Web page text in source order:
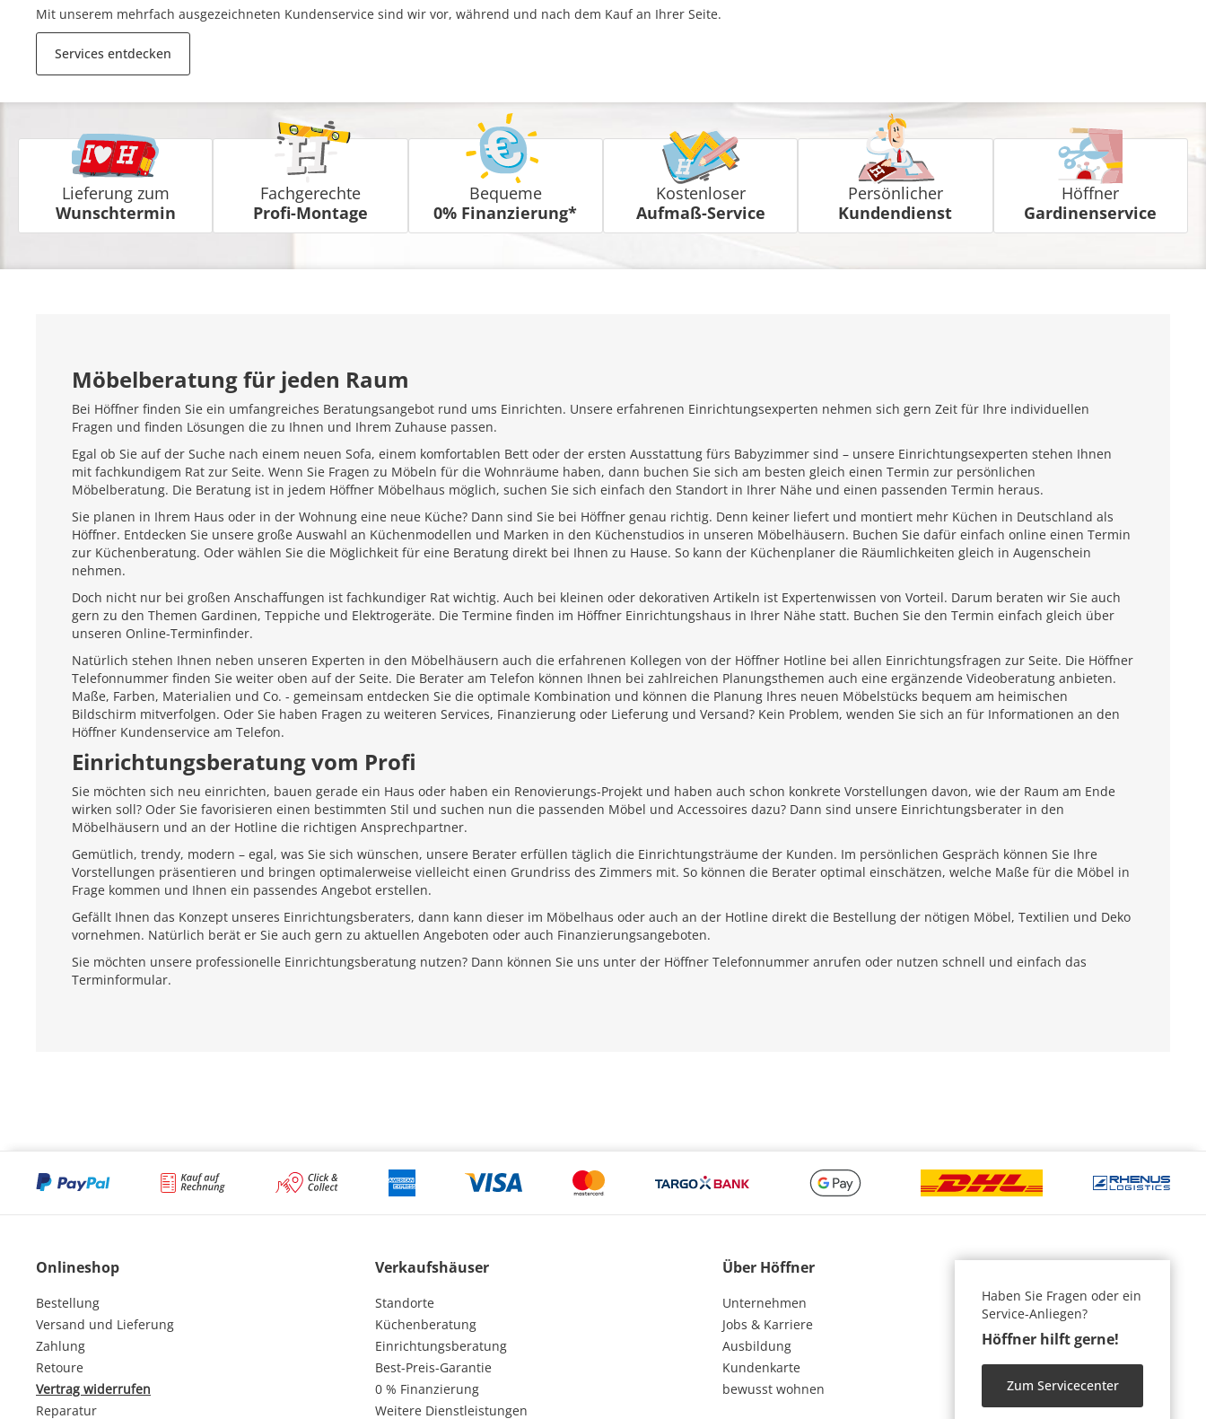
Mit unserem mehrfach ausgezeichneten Kundenservice sind wir vor, während und nach dem Kauf an Ihrer Seite.
Services entdecken
Lieferung zum
Wunschtermin
Fachgerechte
Profi-Montage
Bequeme
0% Finanzierung*
Kostenloser
Aufmaß-Service
Persönlicher
Kundendienst
Höffner
Gardinenservice
Möbelberatung für jeden Raum
Bei Höffner finden Sie ein umfangreiches Beratungsangebot rund ums Einrichten. Unsere erfahrenen Einrichtungsexperten nehmen sich gern Zeit für Ihre individuellen
Fragen und finden Lösungen die zu Ihnen und Ihrem Zuhause passen.
Egal ob Sie auf der Suche nach einem neuen Sofa, einem komfortablen Bett oder der ersten Ausstattung fürs Babyzimmer sind – unsere Einrichtungsexperten stehen Ihnen
mit fachkundigem Rat zur Seite. Wenn Sie Fragen zu Möbeln für die Wohnräume haben, dann buchen Sie sich am besten gleich einen Termin zur persönlichen
Möbelberatung. Die Beratung ist in jedem Höffner Möbelhaus möglich, suchen Sie sich einfach den Standort in Ihrer Nähe und einen passenden Termin heraus.
Sie planen in Ihrem Haus oder in der Wohnung eine neue Küche? Dann sind Sie bei Höffner genau richtig. Denn keiner liefert und montiert mehr Küchen in Deutschland als
Höffner. Entdecken Sie unsere große Auswahl an Küchenmodellen und Marken in den Küchenstudios in unseren Möbelhäusern. Buchen Sie dafür einfach online einen Termin
zur Küchenberatung. Oder wählen Sie die Möglichkeit für eine Beratung direkt bei Ihnen zu Hause. So kann der Küchenplaner die Räumlichkeiten gleich in Augenschein
nehmen.
Doch nicht nur bei großen Anschaffungen ist fachkundiger Rat wichtig. Auch bei kleinen oder dekorativen Artikeln ist Expertenwissen von Vorteil. Darum beraten wir Sie auch
gern zu den Themen Gardinen, Teppiche und Elektrogeräte. Die Termine finden im Höffner Einrichtungshaus in Ihrer Nähe statt. Buchen Sie den Termin einfach gleich über
unseren Online-Terminfinder.
Natürlich stehen Ihnen neben unseren Experten in den Möbelhäusern auch die erfahrenen Kollegen von der Höffner Hotline bei allen Einrichtungsfragen zur Seite. Die Höffner
Telefonnummer finden Sie weiter oben auf der Seite. Die Berater am Telefon können Ihnen bei zahlreichen Planungsthemen auch eine ergänzende Videoberatung anbieten.
Maße, Farben, Materialien und Co. - gemeinsam entdecken Sie die optimale Kombination und können die Planung Ihres neuen Möbelstücks bequem am heimischen
Bildschirm mitverfolgen. Oder Sie haben Fragen zu weiteren Services, Finanzierung oder Lieferung und Versand? Kein Problem, wenden Sie sich an für Informationen an den
Höffner Kundenservice am Telefon.
Einrichtungsberatung vom Profi
Sie möchten sich neu einrichten, bauen gerade ein Haus oder haben ein Renovierungs-Projekt und haben auch schon konkrete Vorstellungen davon, wie der Raum am Ende
wirken soll? Oder Sie favorisieren einen bestimmten Stil und suchen nun die passenden Möbel und Accessoires dazu? Dann sind unsere Einrichtungsberater in den
Möbelhäusern und an der Hotline die richtigen Ansprechpartner.
Gemütlich, trendy, modern – egal, was Sie sich wünschen, unsere Berater erfüllen täglich die Einrichtungsträume der Kunden. Im persönlichen Gespräch können Sie Ihre
Vorstellungen präsentieren und bringen optimalerweise vielleicht einen Grundriss des Zimmers mit. So können die Berater optimal einschätzen, welche Maße für die Möbel in
Frage kommen und Ihnen ein passendes Angebot erstellen.
Gefällt Ihnen das Konzept unseres Einrichtungsberaters, dann kann dieser im Möbelhaus oder auch an der Hotline direkt die Bestellung der nötigen Möbel, Textilien und Deko
vornehmen. Natürlich berät er Sie auch gern zu aktuellen Angeboten oder auch Finanzierungsangeboten.
Sie möchten unsere professionelle Einrichtungsberatung nutzen? Dann können Sie uns unter der Höffner Telefonnummer anrufen oder nutzen schnell und einfach das
Terminformular.
Onlineshop
Bestellung
Versand und Lieferung
Zahlung
Retoure
Vertrag widerrufen
Reparatur
Verkaufshäuser
Standorte
Küchenberatung
Einrichtungsberatung
Best-Preis-Garantie
0 % Finanzierung
Weitere Dienstleistungen
Über Höffner
Unternehmen
Jobs & Karriere
Ausbildung
Kundenkarte
bewusst wohnen
Haben Sie Fragen oder ein
Service-Anliegen?
Höffner hilft gerne!
Zum Servicecenter